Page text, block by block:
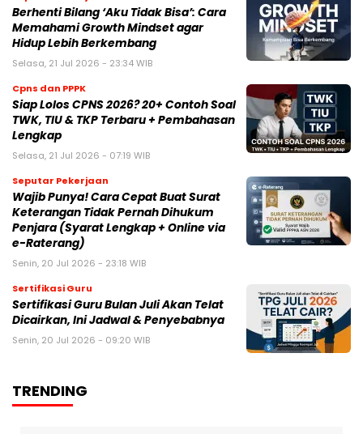
Berhenti Bilang ‘Aku Tidak Bisa’: Cara
Memahami Growth Mindset agar
Hidup Lebih Berkembang
Selasa, 21 Jul 2026 - 23:34 WIB
Cpns dan PPPK
Siap Lolos CPNS 2026? 20+ Contoh Soal
TWK, TIU & TKP Terbaru + Pembahasan
Lengkap
Selasa, 21 Jul 2026 - 07:19 WIB
Seputar Pekerjaan
Wajib Punya! Cara Cepat Buat Surat
Keterangan Tidak Pernah Dihukum
Penjara (Syarat Lengkap + Online via
e-Raterang)
Senin, 20 Jul 2026 - 23:18 WIB
Sertifikasi Guru
Sertifikasi Guru Bulan Juli Akan Telat
Dicairkan, Ini Jadwal & Penyebabnya
Senin, 20 Jul 2026 - 09:20 WIB
TRENDING